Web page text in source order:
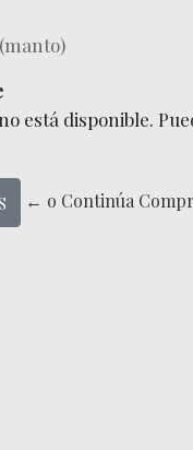
está disponible.
← o Continúa